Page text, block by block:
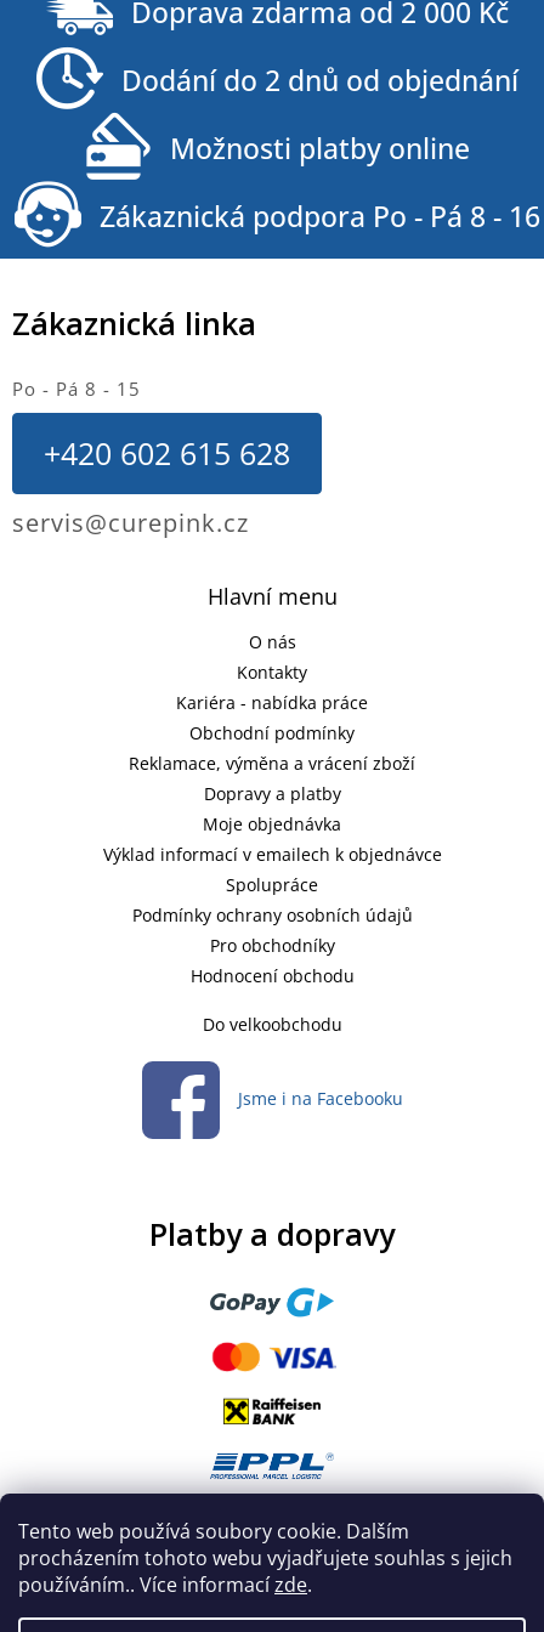
Tento web používá soubory cookie. Dalším
procházením tohoto webu vyjadřujete souhlas s jejich
používáním.. Více informacízde.
Hlavní menu
O nás
Kontakty
Kariéra - nabídka práce
Obchodní podmínky
Reklamace, výměna a vrácení zboží
Dopravy a platby
Moje objednávka
Výklad informací v emailech k objednávce
Spolupráce
Podmínky ochrany osobních údajů
Pro obchodníky
Hodnocení obchodu
Do velkoobchodu
Jsme i na Facebooku
Zákaznická linka
Po - Pá 8 - 15
+420 602 615 628
servis@curepink.cz
Platby a dopravy
Doprava zdarma od 2 000 Kč
Dodání do 2 dnů od objednání
Možnosti platby online
Zákaznická podpora Po - Pá 8 - 16